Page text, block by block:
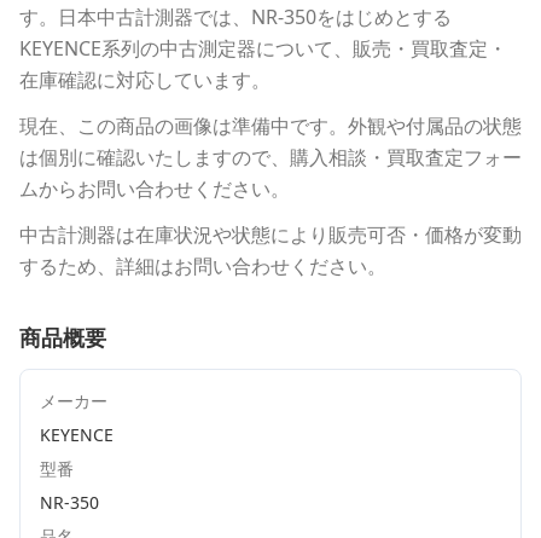
す。 日本中古計測器では、 NR-350をはじめとする
KEYENCE系列の中古測定器について、販売・買取査定・
在庫確認に対応しています。
現在、この商品の画像は準備中です。外観や付属品の状態
は個別に確認いたしますので、購入相談・買取査定フォー
ムからお問い合わせください。
中古計測器は在庫状況や状態により販売可否・価格が変動
するため、詳細はお問い合わせください。
商品概要
メーカー
KEYENCE
型番
NR-350